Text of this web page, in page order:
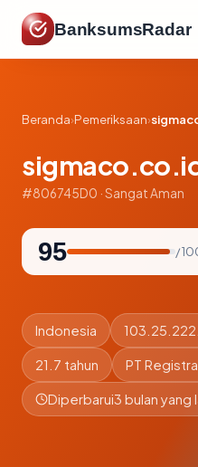
BanksumsRadar
Beranda›Pemeriksaan›
#806745D0 · Sangat Aman
95 /
Indonesia
21.7 tahun PT
Diperbarui3 bulan yang